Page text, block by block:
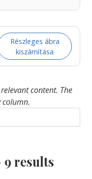
Részleges ábra
kiszámítása
content. The
column.
9 results